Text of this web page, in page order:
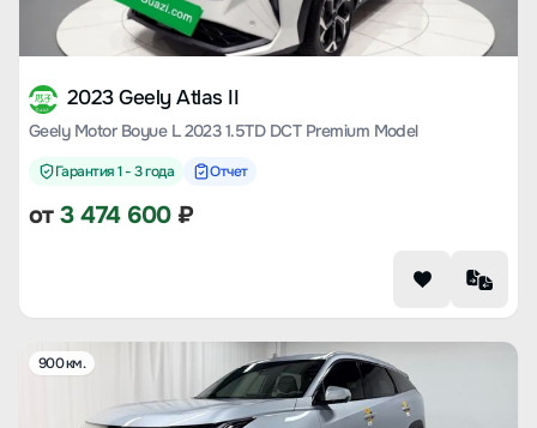
2023 Geely Atlas II
Geely Motor Boyue L 2023 1.5TD DCT Premium Model
Гарантия 1 - 3 года Отчет
от3 474 600₽
900 км.